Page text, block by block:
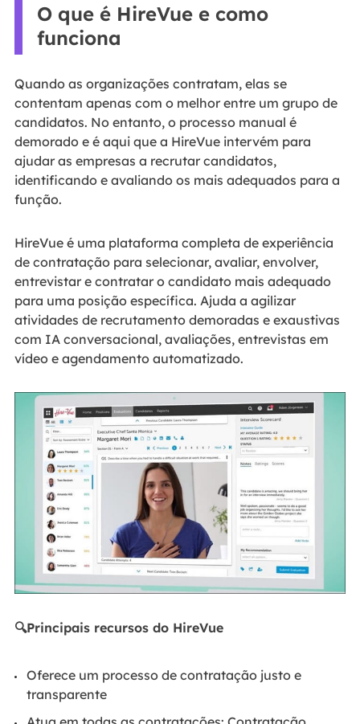
O que é HireVue e como
funciona
Quando as organizações contratam, elas se
contentam apenas com o melhor entre um grupo de
candidatos. No entanto, o processo manual é
demorado e é aqui que a HireVue intervém para
ajudar as empresas a recrutar candidatos,
identificando e avaliando os mais adequados para a
função.
HireVue é uma plataforma completa de experiência
de contratação para selecionar, avaliar, envolver,
entrevistar e contratar o candidato mais adequado
para uma posição específica. Ajuda a agilizar
atividades de recrutamento demoradas e exaustivas
com IA conversacional, avaliações, entrevistas em
vídeo e agendamento automatizado.
🔍Principais recursos do HireVue
Oferece um processo de contratação justo e
transparente